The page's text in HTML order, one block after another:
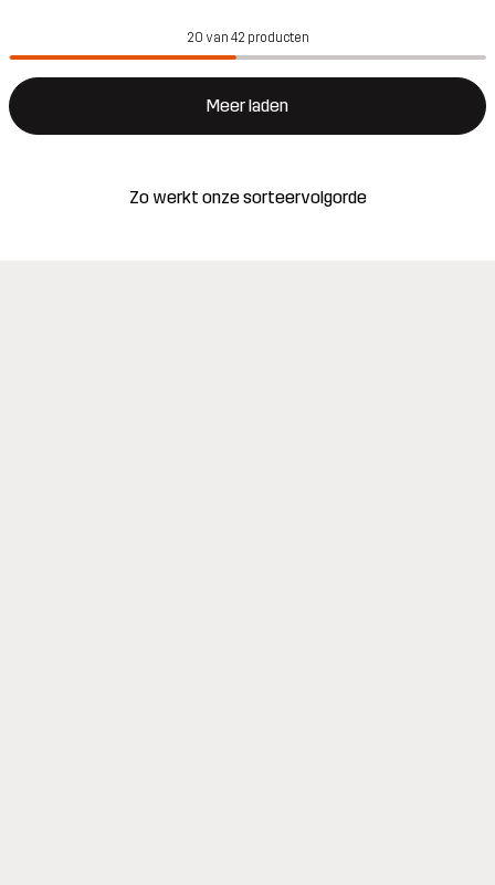
20 van 42 producten
Meer laden
Zo werkt onze sorteervolgorde